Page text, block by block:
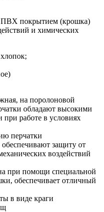
ПВХ покрытием (крошка)
и химических
на поролоновой
обладают высокими
работе в условиях
перчатки
защиту от
воздействий
при помощи специальной
обеспечивает отличный
в виде краги